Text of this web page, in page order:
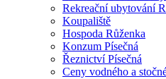
Rekreační ubytování
Koupaliště
Hospoda Růženka
Konzum Písečná
Řeznictví Písečná
Ceny vodného a